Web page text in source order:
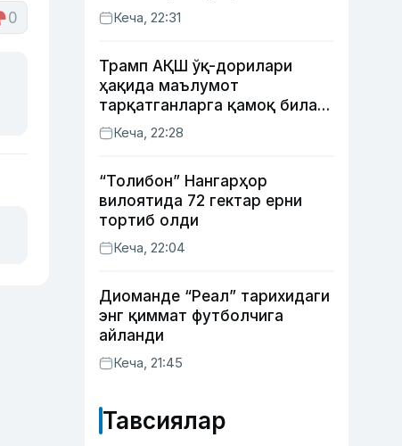
0
жанговар дуранг қайд этди
Кеча, 22:31
Трамп АҚШ ўқ-дорилари
ҳақида маълумот
тарқатганларга қамоқ билан
таҳдид қилди
Кеча, 22:28
“Толибон” Нангарҳор
вилоятида 72 гектар ерни
тортиб олди
Кеча, 22:04
Диоманде “Реал” тарихидаги
энг қиммат футболчига
айланди
Кеча, 21:45
Тавсиялар